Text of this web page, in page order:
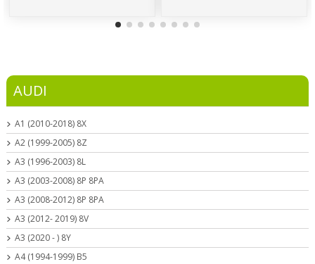
AUDI
A1 (2010-2018) 8X
A2 (1999-2005) 8Z
A3 (1996-2003) 8L
A3 (2003-2008) 8P 8PA
A3 (2008-2012) 8P 8PA
A3 (2012- 2019) 8V
A3 (2020 - ) 8Y
A4 (1994-1999) B5